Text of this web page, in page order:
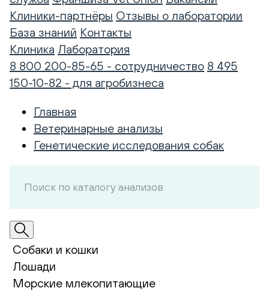
Клиники-партнёры Отзывы о лаборатории
База знаний Контакты
Клиника Лаборатория
8 800 200-85-65 - сотрудничество 8 495
150-10-82 - для агробизнеса
Главная
Ветеринарные анализы
Генетические исследования собак
Собаки и кошки
Лошади
Морские млекопитающие